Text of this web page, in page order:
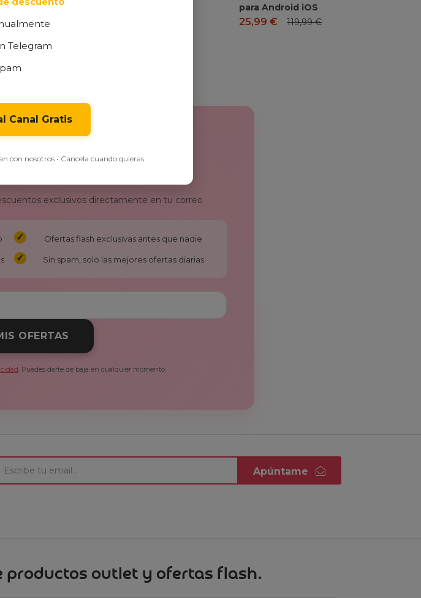
para Android iOS
25,99 € 119,99€
exclusivos directamente en tu correo
Ofertas flash exclusivas antes que nadie
Sin spam, solo las mejores ofertas diarias
OFERTAS
. Puedes darte de baja en cualquier momento.
Apúntame
productos outlet y ofertas flash.
Telegram
Canal Gratis
con nosotros • Cancela cuando quieras